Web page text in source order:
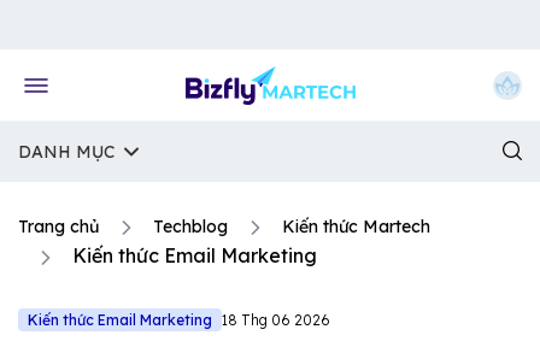
DANH MỤC
Trang chủ Techblog Kiến thức Martech
Kiến thức Email Marketing
Kiến thức Email Marketing 18 Thg 06 2026